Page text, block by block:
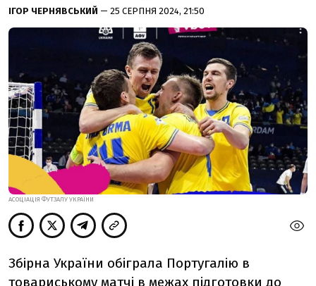
ІГОР ЧЕРНЯВСЬКИЙ — 25 СЕРПНЯ 2024, 21:50
АСОЦІАЦІЯ ФУТЗАЛУ УКРАЇНИ
Збірна України обіграла Португалію в
товариському матчі в межах підготовки до